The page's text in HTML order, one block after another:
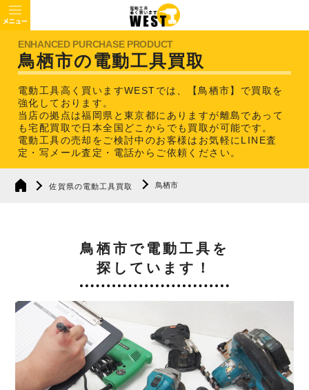
鳥栖市の電動工具買取
電動工具高く買いますWESTでは、【鳥栖市】で買取を
強化しております。
当店の拠点は福岡県と東京都にありますが離島であって
も宅配買取で日本全国どこからでも買取が可能です。
電動工具の売却をご検討中のお客様はお気軽にLINE査
定・写メール査定・電話からご依頼ください。
佐賀県の電動工具買取 鳥栖市
鳥栖市で電動工具を
探しています！